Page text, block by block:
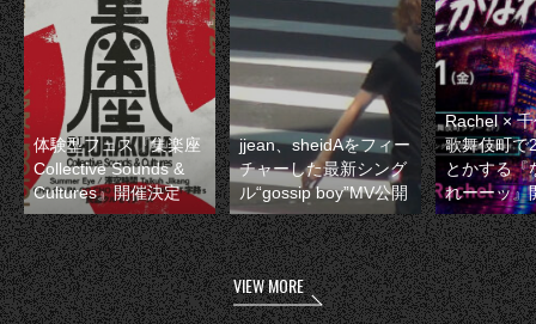
体験型フェス『集楽座
Collective Sounds &
Cultures』開催決定
jjean、sheidAをフィー
チャーした最新シング
ル“gossip boy”MV公開
Rachel ×
歌舞伎町で
とかする『
れーーッ』
VIEW MORE